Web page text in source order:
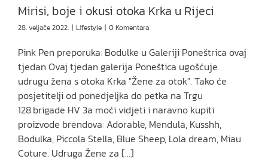
Mirisi, boje i okusi otoka Krka u Rijeci
28. veljače 2022. | Lifestyle | 0 Komentara
Pink Pen preporuka: Bodulke u Galeriji Poneštrica ovaj
tjedan Ovaj tjedan galerija Poneštica ugošćuje
udrugu žena s otoka Krka "Žene za otok". Tako će
posjetitelji od ponedjeljka do petka na Trgu
128.brigade HV 3a moći vidjeti i naravno kupiti
proizvode brendova: Adorable, Mendula, Kusshh,
Bodulka, Piccola Stella, Blue Sheep, Lola dream, Miau
Coture. Udruga Žene za [...]